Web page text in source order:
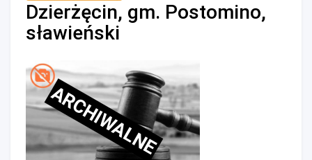
Dzierżęcin, gm. Postomino,
sławieński
ARCHIWALNE